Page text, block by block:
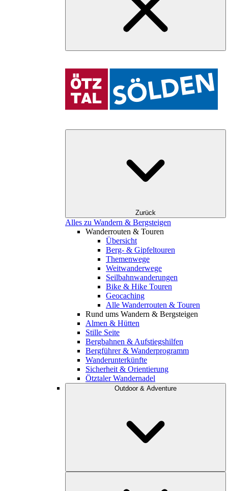
Zurück
Alles zu Wandern & Bergsteigen
Wanderrouten & Touren
Übersicht
Berg- & Gipfeltouren
Themenwege
Weitwanderwege
Seilbahnwanderungen
Bike & Hike Touren
Geocaching
Alle Wanderrouten & Touren
Rund ums Wandern & Bergsteigen
Almen & Hütten
Stille Seite
Bergbahnen & Aufstiegshilfen
Bergführer & Wanderprogramm
Wanderunterkünfte
Sicherheit & Orientierung
Ötztaler Wandernadel
Outdoor & Adventure